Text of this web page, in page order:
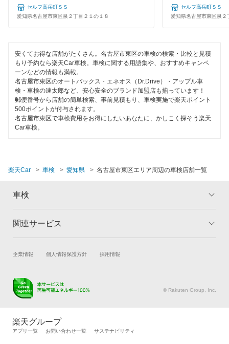
整備保証
出光興産「らくらく安心車検」
グッドスピード車検
エネフリ車検
安心WE！車検
セルフ高岳町ＳＳ
愛知県名古屋市東区泉２丁目２１の１８
セルフ高岳町ＳＳ
愛知県名古屋市東区泉２
安くてお得な店舗がたくさん。名古屋市東区の車検の検索・比較と見積
もり予約なら楽天Car車検。車検に関する用語集や、おすすめキャンペ
ーンなどの情報も満載。
名古屋市東区のオートバックス・エネオス（Dr.Drive）・アップル車
検・車検の速太郎など、安心安全のブランド加盟店も揃っています！
郵便番号から店舗の簡単検索、事前見積もり、車検実施で楽天ポイント
500ポイントが付与されます。
名古屋市東区で車検費用をお得にしたいあなたに、かしこく探そう楽天
Car車検。
楽天Car 車検 愛知県 名古屋市東区エリア周辺の車検店舗一覧
車検
トップ
車検の基礎知識 キャンペーン一覧
関連サービス
試乗・商談 新車購入
キズ修理予約
メンテナンス管理
タイヤ交換サービス
自動車カタログ 自動車保険
企業情報 個人情報保護方針 採用情報
© Rakuten Group, Inc.
楽天グループ
アプリ一覧 お問い合わせ一覧 サステナビリティ